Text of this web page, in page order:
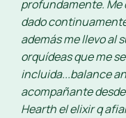
profundamente. Me
dado
además me llevo al
orquídeas que me
incluida...balance
acompañante
Hearth el elixir q